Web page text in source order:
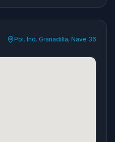
Pol. Ind. Granadilla, Nave 36